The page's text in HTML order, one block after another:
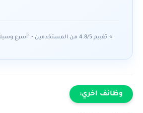
⭐ تقييم 4.8/5 من المستخدمين • "أسرع وسيلة للحصول على عمل"
وظائف اخري: